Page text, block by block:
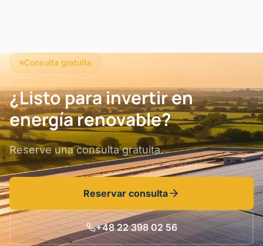
Consulta gratuita
¿Listo para invertir en
energía renovable?
Reserve una consulta gratuita.
Reservar consulta
+48 22 398 02 56